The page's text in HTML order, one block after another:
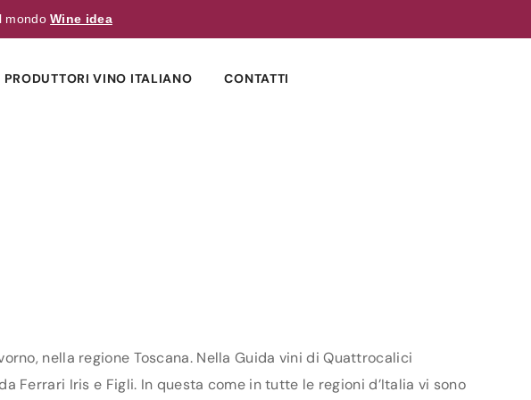
mondoWine idea
PRODUTTORI VINO ITALIANO CONTATTI
nella regione Toscana. Nella Guida vini di Quattrocalici
Iris e Figli. In questa come in tutte le regioni d’Italia vi sono